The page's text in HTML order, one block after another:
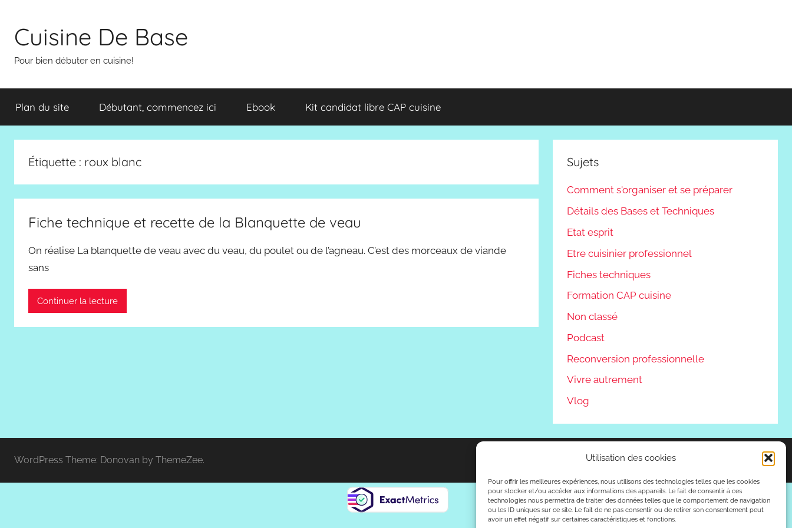
Utilisation des cookies
Pour offrir les meilleures expériences, nous utilisons des technologies telles que les cookies
pour stocker et/ou accéder aux informations des appareils. Le fait de consentir à ces
technologies nous permettra de traiter des données telles que le comportement de navigation
ou les ID uniques sur ce site. Le fait de ne pas consentir ou de retirer son consentement peut
avoir un effet négatif sur certaines caractéristiques et fonctions.
contenu
Cuisine De Base
Pour bien débuter en cuisine!
Plan du site Débutant, commencez ici Ebook Kit candidat libre CAP cuisine
Étiquette : roux blanc
Fiche technique et recette de la Blanquette de veau
On réalise La blanquette de veau avec du veau, du poulet ou de l’agneau. C’est des morceaux de viande
sans
Continuer la lecture
Sujets
Comment s'organiser et se préparer
Détails des Bases et Techniques
Etat esprit
Etre cuisinier professionnel
Fiches techniques
Formation CAP cuisine
Non classé
Podcast
Reconversion professionnelle
Vivre autrement
Vlog
WordPress Theme: Donovan by ThemeZee.